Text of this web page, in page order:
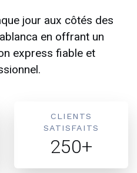
jour aux côtés des
en offrant un
express fiable et
CLIENTS
SATISFAITS
250+